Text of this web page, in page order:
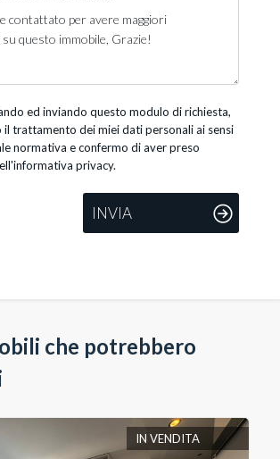
ed inviando questo modulo di richiesta,
il trattamento dei miei dati personali ai sensi
normativa e confermo di aver preso
privacy.
INVIA
che potrebbero
IN VENDITA